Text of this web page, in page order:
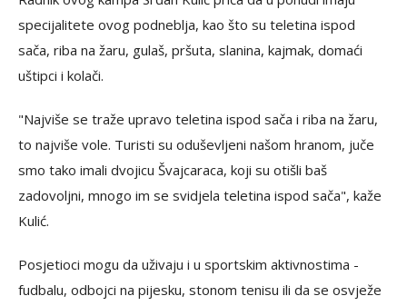
specijalitete ovog podneblja, kao što su teletina ispod
sača, riba na žaru, gulaš, pršuta, slanina, kajmak, domaći
uštipci i kolači.
"Najviše se traže upravo teletina ispod sača i riba na žaru,
to najviše vole. Turisti su oduševljeni našom hranom, juče
smo tako imali dvojicu Švajcaraca, koji su otišli baš
zadovoljni, mnogo im se svidjela teletina ispod sača", kaže
Kulić.
Posjetioci mogu da uživaju i u sportskim aktivnostima -
fudbalu, odbojci na pijesku, stonom tenisu ili da se osvježe